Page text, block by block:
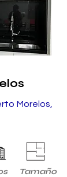
Morelos,
Tamaño